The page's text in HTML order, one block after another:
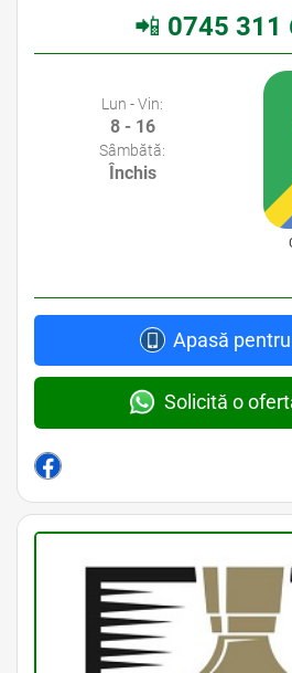
📲 0745 311
Lun - Vin:
8 - 16
Sâmbătă:
Închis
Apasă
Solicită o